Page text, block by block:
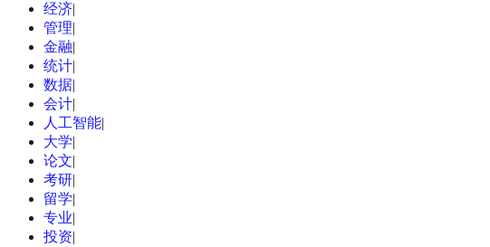
经济|
管理|
金融|
统计|
数据|
会计|
人工智能|
大学|
论文|
考研|
留学|
专业|
投资|